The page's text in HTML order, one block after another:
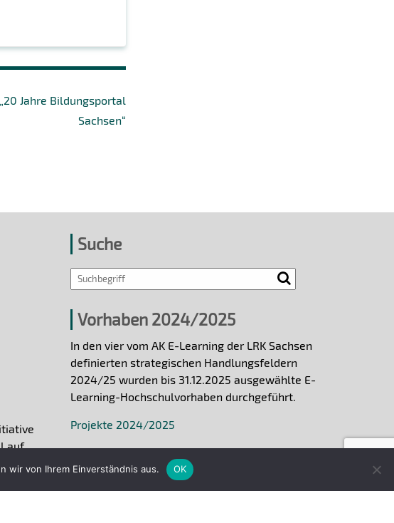
Jahre Bildungsportal
Sachsen“
auf
Suche
Vorhaben 2024/2025
In den vier vom AK E-Learning der LRK Sachsen
definierten strategischen Handlungsfeldern
2024/25 wurden bis 31.12.2025 ausgewählte E-
Learning-Hochschulvorhaben durchgeführt.
Projekte 2024/2025
wir von Ihrem Einverständnis aus. OK